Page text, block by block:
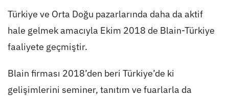
Türkiye ve Orta Doğu pazarlarında daha da aktif
hale gelmek amacıyla Ekim 2018 de Blain-Türkiye
faaliyete geçmiştir.
Blain firması 2018’den beri Türkiye’de ki
gelişimlerini seminer, tanıtım ve fuarlarla da